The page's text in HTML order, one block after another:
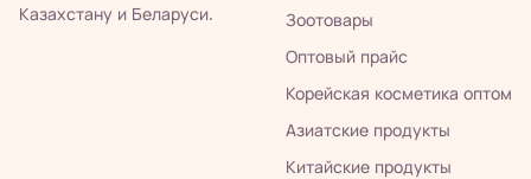
Казахстану и Беларуси.
Зоотовары
Оптовый прайс
Корейская косметика оптом
Азиатские продукты
Китайские продукты